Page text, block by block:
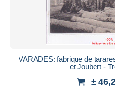
VARADES: fabrique de
et Joubert -
±